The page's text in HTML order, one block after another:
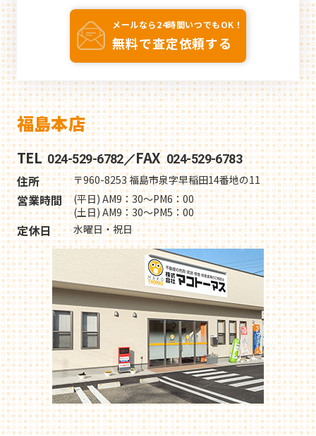
メールなら24時間いつでもOK！
無料で査定依頼する
福島本店
TEL 024-529-6782／FAX 024-529-6783
住所 〒960-8253 福島市泉字早稲田14番地の11
営業時間
(平日) AM9：30～PM6：00
(土日) AM9：30～PM5：00
定休日 水曜日・祝日